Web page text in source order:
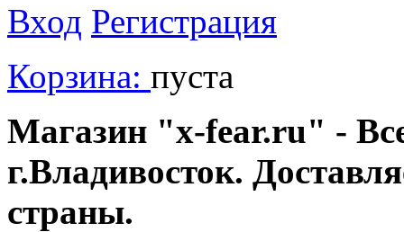
Вход Регистрация
Корзина: пуста
Магазин "x-fear.ru" -
г.Владивосток.
страны.